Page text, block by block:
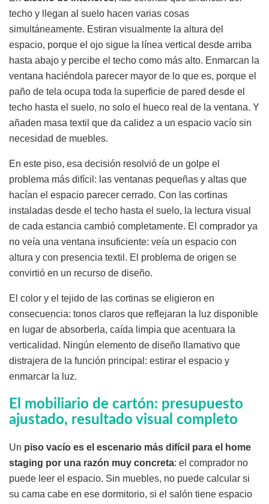
techo y llegan al suelo hacen varias cosas
simultáneamente. Estiran visualmente la altura del
espacio, porque el ojo sigue la línea vertical desde arriba
hasta abajo y percibe el techo como más alto. Enmarcan la
ventana haciéndola parecer mayor de lo que es, porque el
paño de tela ocupa toda la superficie de pared desde el
techo hasta el suelo, no solo el hueco real de la ventana. Y
añaden masa textil que da calidez a un espacio vacío sin
necesidad de muebles.
En este piso, esa decisión resolvió de un golpe el
problema más difícil: las ventanas pequeñas y altas que
hacían el espacio parecer cerrado. Con las cortinas
instaladas desde el techo hasta el suelo, la lectura visual
de cada estancia cambió completamente. El comprador ya
no veía una ventana insuficiente: veía un espacio con
altura y con presencia textil. El problema de origen se
convirtió en un recurso de diseño.
El color y el tejido de las cortinas se eligieron en
consecuencia: tonos claros que reflejaran la luz disponible
en lugar de absorberla, caída limpia que acentuara la
verticalidad. Ningún elemento de diseño llamativo que
distrajera de la función principal: estirar el espacio y
enmarcar la luz.
El mobiliario de cartón: presupuesto
ajustado, resultado visual completo
Un piso vacío es el escenario más difícil para el home
staging por una razón muy concreta: el comprador no
puede leer el espacio. Sin muebles, no puede calcular si
su cama cabe en ese dormitorio, si el salón tiene espacio